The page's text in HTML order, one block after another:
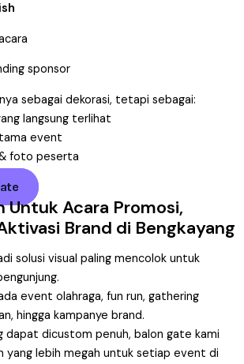
sponsor
sebagai dekorasi, tetapi sebagai:
langsung terlihat
event
foto peserta
Untuk Acara Promosi,
Brand di Bengkayang
solusi visual paling mencolok untuk
event olahraga, fun run, gathering
hingga kampanye brand.
dapat dicustom penuh, balon gate kami
yang lebih megah untuk setiap event di